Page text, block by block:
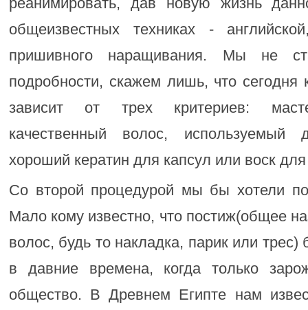
общеизвестных техниках -
пришивного наращивания. Мы не
подробности, скажем лишь, что сегодня
зависит от трех критериев:
качественный волос,
хороший кератин для капсул или воск для
Со второй процедурой мы бы хотели
Мало кому известно, что постиж(общее
волос, будь то накладка, парик или
в давние времена, когда только
общество. В Древнем Египте нам